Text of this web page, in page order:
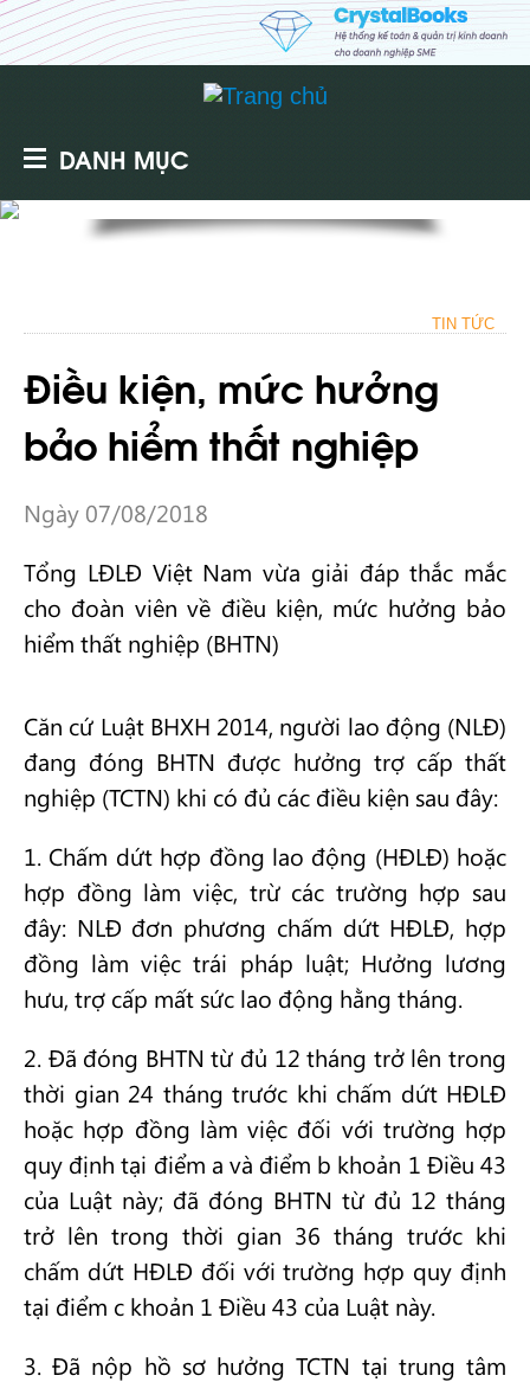
DANH MỤC
TIN TỨC
Điều kiện, mức hưởng
bảo hiểm thất nghiệp
Ngày 07/08/2018
Tổng LĐLĐ Việt Nam vừa giải đáp thắc mắc
cho đoàn viên về điều kiện, mức hưởng bảo
hiểm thất nghiệp (BHTN)
Căn cứ Luật BHXH 2014, người lao động (NLĐ)
đang đóng BHTN được hưởng trợ cấp thất
nghiệp (TCTN) khi có đủ các điều kiện sau đây:
1. Chấm dứt hợp đồng lao động (HĐLĐ) hoặc
hợp đồng làm việc, trừ các trường hợp sau
đây: NLĐ đơn phương chấm dứt HĐLĐ, hợp
đồng làm việc trái pháp luật; Hưởng lương
hưu, trợ cấp mất sức lao động hằng tháng.
2. Đã đóng BHTN từ đủ 12 tháng trở lên trong
thời gian 24 tháng trước khi chấm dứt HĐLĐ
hoặc hợp đồng làm việc đối với trường hợp
quy định tại điểm a và điểm b khoản 1 Điều 43
của Luật này; đã đóng BHTN từ đủ 12 tháng
trở lên trong thời gian 36 tháng trước khi
chấm dứt HĐLĐ đối với trường hợp quy định
tại điểm c khoản 1 Điều 43 của Luật này.
3. Đã nộp hồ sơ hưởng TCTN tại trung tâm